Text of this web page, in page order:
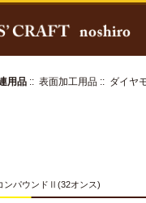
用品 :: 表面加工用品 :: ダイヤ
ンパウンドⅡ(32オンス)